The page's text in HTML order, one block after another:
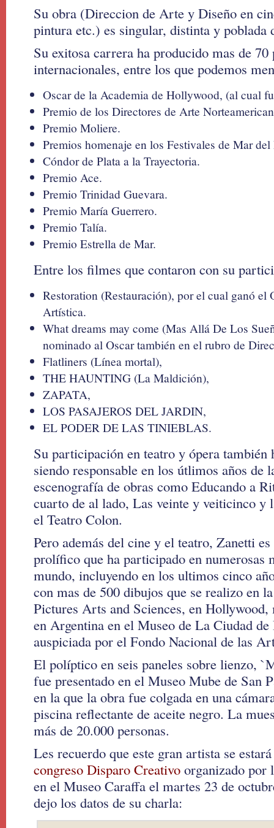
Su obra (Direccion de Arte y Diseño en
pintura etc.) es singular, distinta y poblada
Su exitosa carrera ha producido mas de 70
internacionales, entre los que podemos
Oscar de la Academia de Hollywood, (al cual
Premio de los Directores de Arte
Premio Moliere.
Premios homenaje en los Festivales de Mar
Cóndor de Plata a la Trayectoria.
Premio Ace.
Premio Trinidad Guevara.
Premio María Guerrero.
Premio Talía.
Premio Estrella de Mar.
Entre los filmes que contaron con su
Restoration (Restauración), por el cual ganó
Artística.
What dreams may come (Mas Allá De Los
nominado al Oscar también en el rubro de
Flatliners (Línea mortal),
THE HAUNTING (La Maldición),
ZAPATA,
LOS PASAJEROS DEL JARDIN,
EL PODER DE LAS TINIEBLAS.
Su participación en teatro y ópera también
siendo responsable en los útlimos años de
escenografía de obras como Educando a
cuarto de al lado, Las veinte y veiticinco y
el Teatro Colon.
Pero además del cine y el teatro, Zanetti
prolífico que ha participado en numerosas
mundo, incluyendo en los ultimos cinco
con mas de 500 dibujos que se realizo en
Pictures Arts and Sciences, en Hollywood,
en Argentina en el Museo de La Ciudad
auspiciada por el Fondo Nacional de las
El políptico en seis paneles sobre lienzo,
fue presentado en el Museo Mube de San
en la que la obra fue colgada en una
piscina reflectante de aceite negro. La
más de 20.000 personas.
Les recuerdo que este gran artista se
congreso Disparo Creativo organizado por
en el Museo Caraffa el martes 23 de
dejo los datos de su charla: